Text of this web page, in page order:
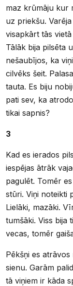
maz krūmāju kur
uz priekšu.
visapkārt tās
Tālāk bija pilsēta
nešaubījos, ka
cilvēks šeit.
tauta. Es biju
pati sev, ka
tikai sapnis?
3
Kad es ierados
iespējas ātrāk
pagulēt. Tomēr
stūri. Viņi noteikti
Lielāki, mazāki.
tumšāki. Viss bija
vecas, tomēr
Pēkšņi es
sienu. Garām
tā viņiem ir kāda